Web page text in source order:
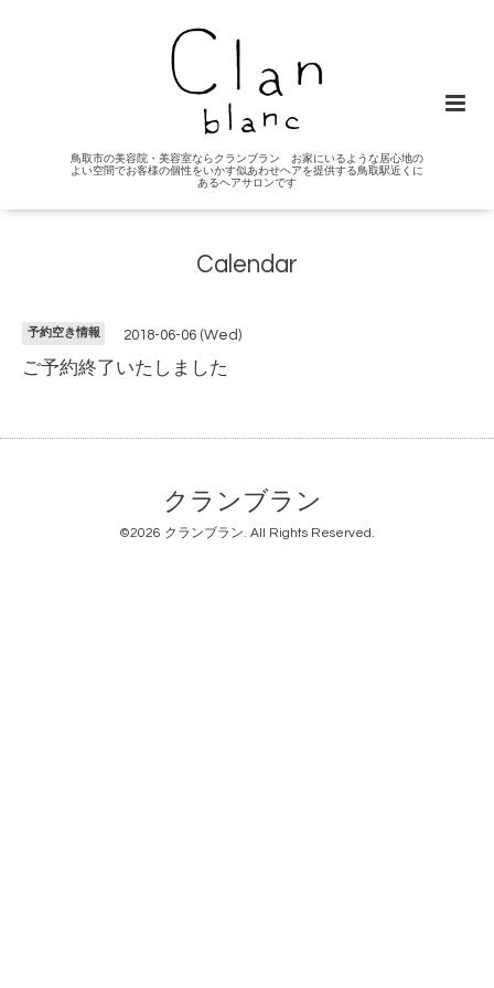
鳥取市の美容院・美容室ならクランブラン お家にいるような居心地の
よい空間でお客様の個性をいかす似あわせヘアを提供する鳥取駅近くに
あるヘアサロンです
Calendar
予約空き情報 2018-06-06 (Wed)
ご予約終了いたしました
クランブラン
©2026 クランブラン. All Rights Reserved.